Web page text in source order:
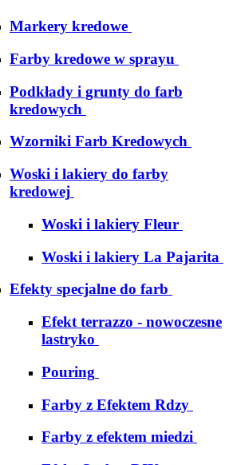
Markery kredowe
Farby kredowe w sprayu
Podkłady i grunty do farb
kredowych
Wzorniki Farb Kredowych
Woski i lakiery do farby
kredowej
Woski i lakiery Fleur
Woski i lakiery La Pajarita
Efekty specjalne do farb
Efekt terrazzo - nowoczesne
lastryko
Pouring
Farby z Efektem Rdzy
Farby z efektem miedzi